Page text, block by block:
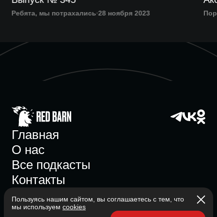
Ребята, мы потрахались 28 ноября 2023
Главная
О нас
Все подкасты
Контакты
Пользуясь нашим сайтом, вы соглашаетесь с тем, что
мы используем cookies